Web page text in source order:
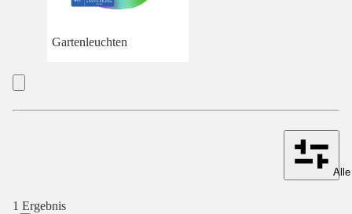
Gartenleuchten
1 Ergebnis